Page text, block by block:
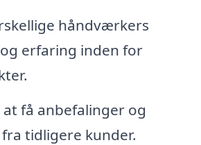
håndværkers
erfaring inden for
at få anbefalinger og
tidligere kunder.